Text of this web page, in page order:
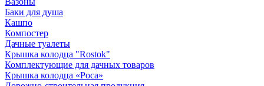
Баки для душа
Кашпо
Компостер
Дачные туалеты
Крышка колодца "Rostok"
Комплектующие для дачных товаров
Крышка колодца «Роса»